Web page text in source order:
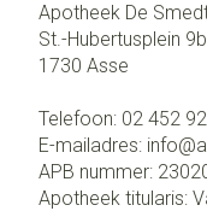
Apotheek De
St.-Hubertusplein
1730 Asse
Telefoon: 02 452
E-mailadres: info@
APB nummer:
Apotheek titularis: